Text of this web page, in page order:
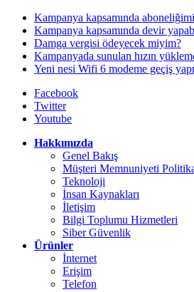
Kampanya kapsamında
Kampanya kapsamında devir
Damga vergisi ödeyecek miyim?
Kampanyada sunulan hızın
Yeni nesi Wifi 6 modeme geçiş
Facebook
Twitter
Youtube
Hakkımızda
Genel Bakış
Müşteri Memnuniyeti
Teknoloji
İnsan Kaynakları
İletişim
Bilgi Toplumu Hizmetleri
Siber Güvenlik
Ürünler
İnternet
Erişim
Telefon